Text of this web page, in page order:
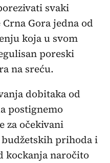
svaki
Gora jedna od
koja u svom
poreski
na sreću.
dobitaka od
postignemo
za očekivani
prihoda i
kockanja naročito